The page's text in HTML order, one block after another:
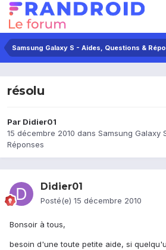
Samsung Galaxy S - Aides, Questions &
résolu
Par Didier01
15 décembre 2010 dans Samsung Galaxy
Réponses
Didier01
Posté(e) 15 décembre 2010
Bonsoir à tous,
besoin d'une toute petite aide, si